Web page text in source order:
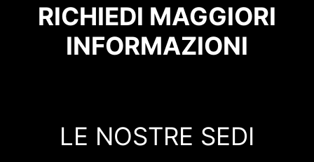
RICHIEDI MAGGIORI
INFORMAZIONI
LE NOSTRE SEDI